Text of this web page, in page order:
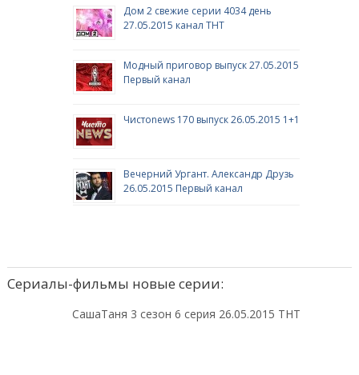
Дом 2 свежие серии 4034 день
27.05.2015 канал ТНТ
Модный приговор выпуск 27.05.2015
Первый канал
Чистоnews 170 выпуск 26.05.2015 1+1
Вечерний Ургант. Александр Друзь
26.05.2015 Первый канал
Сериалы-фильмы новые серии:
СашаТаня 3 сезон 6 серия 26.05.2015 ТНТ